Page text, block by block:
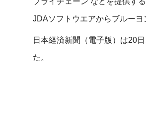
JDAソフトウエアからブルーヨ
日本経済新聞（電子版）は20
た。